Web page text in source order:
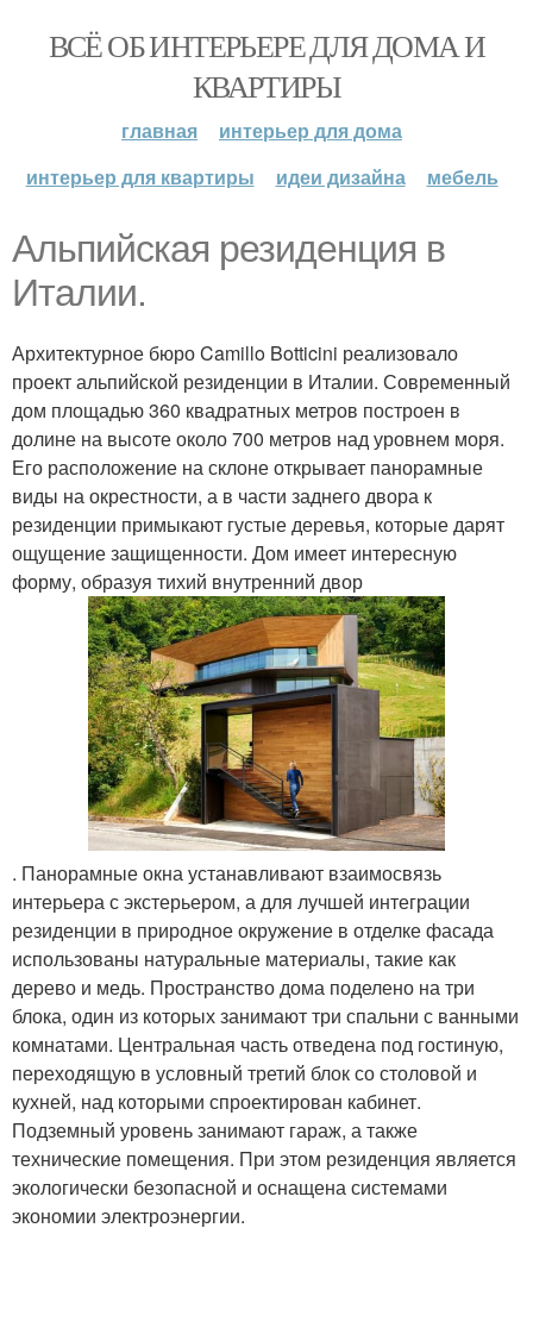
ВСЁ ОБ ИНТЕРЬЕРЕ ДЛЯ ДОМА И
КВАРТИРЫ
главная
интерьер для дома
интерьер для квартиры
идеи дизайна мебель
Альпийская резиденция в
Италии.
Архитектурное бюро Camillo Botticini реализовало
проект альпийской резиденции в Италии. Современный
дом площадью 360 квадратных метров построен в
долине на высоте около 700 метров над уровнем моря.
Его расположение на склоне открывает панорамные
виды на окрестности, а в части заднего двора к
резиденции примыкают густые деревья, которые дарят
ощущение защищенности. Дом имеет интересную
форму, образуя тихий внутренний двор
. Панорамные окна устанавливают взаимосвязь
интерьера с экстерьером, а для лучшей интеграции
резиденции в природное окружение в отделке фасада
использованы натуральные материалы, такие как
дерево и медь. Пространство дома поделено на три
блока, один из которых занимают три спальни с ванными
комнатами. Центральная часть отведена под гостиную,
переходящую в условный третий блок со столовой и
кухней, над которыми спроектирован кабинет.
Подземный уровень занимают гараж, а также
технические помещения. При этом резиденция является
экологически безопасной и оснащена системами
экономии электроэнергии.